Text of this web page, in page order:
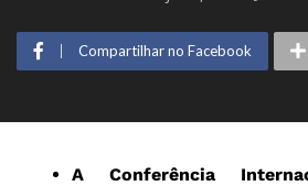
Compartilhar no Facebook
A Conferência